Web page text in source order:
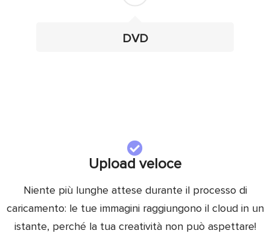
DVD
Upload veloce
Niente più lunghe attese durante il processo di
caricamento: le tue immagini raggiungono il cloud in un
istante, perché la tua creatività non può aspettare!